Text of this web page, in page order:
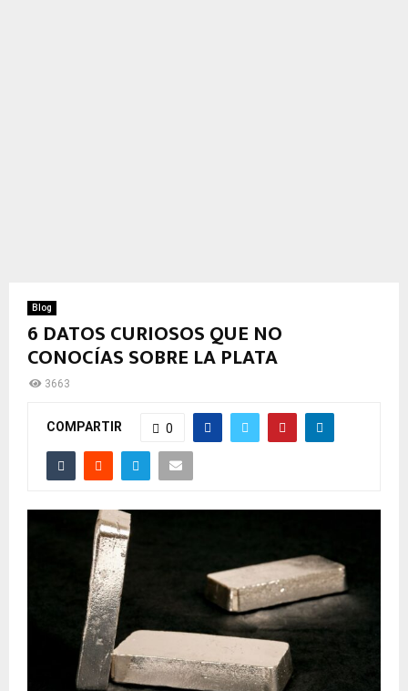
Blog
6 DATOS CURIOSOS QUE NO
CONOCÍAS SOBRE LA PLATA
3663
COMPARTIR 0